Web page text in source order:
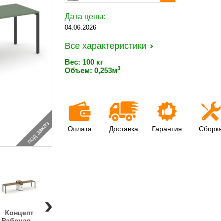
под заказ
Концепт
Дата цены:
04.06.2026
Все характеристики
Вес: 100 кг
Объем: 0,253м3
Оплата Доставка Гарантия